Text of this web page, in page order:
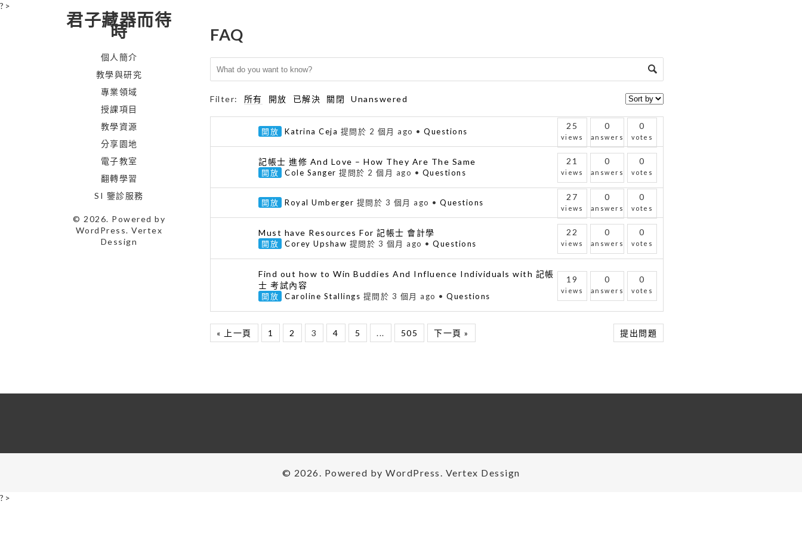
君子藏器而待
時
個人簡介
教學與研究
專業領域
授課項目
教學資源
分享園地
電子教室
翻轉學習
SI 鑒診服務
© 2026. Powered by
WordPress. Vertex
Dessign
?>
FAQ
Filter: 所有 開放 已解決 關閉 Unanswered
開放 Katrina Ceja 提問於 2 個月 ago • Questions
25
views
0
answers
0
votes
記帳士 進修 And Love – How They Are The Same
開放 Cole Sanger 提問於 2 個月 ago • Questions
21
views
0
answers
0
votes
開放 Royal Umberger 提問於 3 個月 ago • Questions
27
views
0
answers
0
votes
Must have Resources For 記帳士 會計學
開放 Corey Upshaw 提問於 3 個月 ago • Questions
22
views
0
answers
0
votes
Find out how to Win Buddies And Influence Individuals with 記帳
士 考試內容
開放 Caroline Stallings 提問於 3 個月 ago • Questions
19
views
0
answers
0
votes
« 上一頁 1 2 3 4 5 ... 505 下一頁 » 提出問題
© 2026. Powered by WordPress. Vertex Dessign
?>